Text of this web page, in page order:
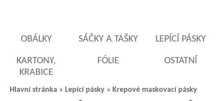
OBÁLKY SÁČKY A TAŠKY LEPÍCÍ PÁSKY
KARTONY,
KRABICE
FÓLIE OSTATNÍ
Hlavní stránka » Lepící pásky » Krepové maskovací pásky